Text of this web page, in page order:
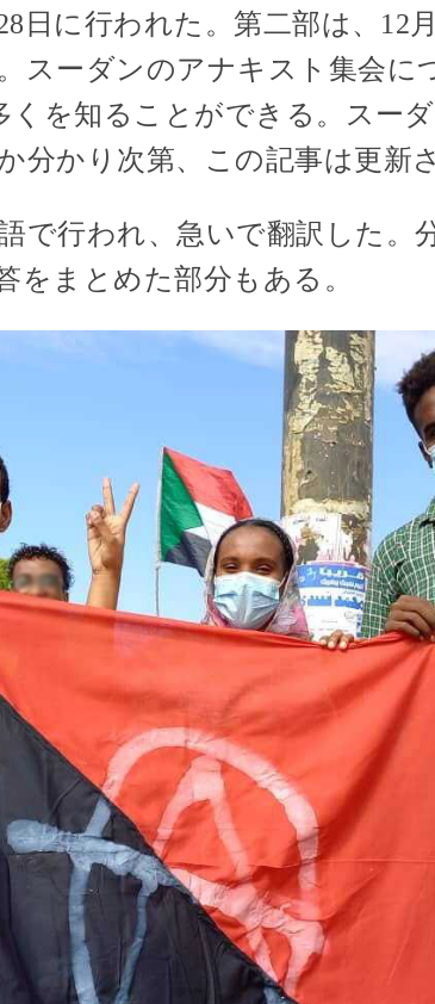
日に行われた。第二部は、12
スーダンのアナキスト集会に
くを知ることができる。スー
分かり次第、この記事は更新
で行われ、急いで翻訳した。
をまとめた部分もある。